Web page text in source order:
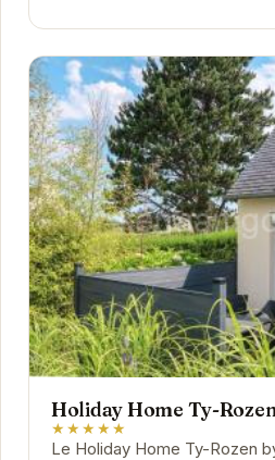
Holiday Home Ty-
★★★★★
Le Holiday Home Ty-Rozen